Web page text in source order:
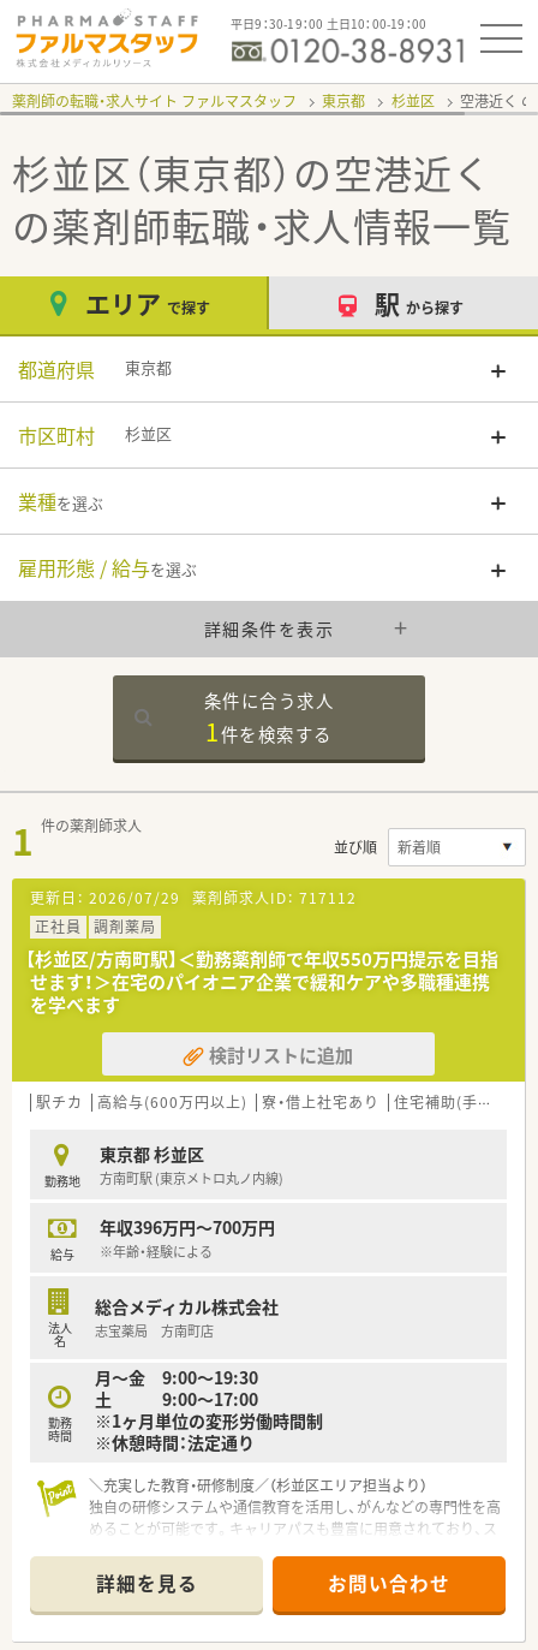
平日9：30-19：00 土日10：00-19：00
薬剤師の転職・求人サイト ファルマスタッフ 東京都 杉並区 空港近く
杉並区（東京都）の空港近く
の薬剤師転職・求人情報一覧
エリア で探す 駅 から探す
都道府県 東京都
市区町村 杉並区
業種を選ぶ
雇用形態 / 給与を選ぶ
詳細条件を表示
条件に合う求人
1件を検索する
1 件の薬剤師求人
並び順
更新日： 2026/07/29 薬剤師求人ID： 717112
正社員
調剤薬局
【杉並区/方南町駅】＜勤務薬剤師で年収550万円提示を目指
せます！＞在宅のパイオニア企業で緩和ケアや多職種連携
を学べます
検討リストに追加
駅チカ 高給与(600万円以上) 寮・借上社宅あり 住宅補助(手当)あり
勤務地
東京都 杉並区
方南町駅 (東京メトロ丸ノ内線)
給与
年収396万円～700万円
※年齢・経験による
法人
名
総合メディカル株式会社
志宝薬局 方南町店
勤務
時間
月～金 9:00～19:30
土 9:00～17:00
※1ヶ月単位の変形労働時間制
※休憩時間：法定通り
＼充実した教育・研修制度／（杉並区エリア担当より）
独自の研修システムや通信教育を活用し、がんなどの専門性を高
めることが可能です。キャリアパスも豊富に用意されており、ス
＊------------------------------------------＊
【店舗情報と応需状況について】
■東京メトロ丸ノ内線の方南町駅から徒歩3分というアクセス抜
群の立地にあり、雨の日でも通勤の負担を感じません。
詳細を見る お問い合わせ